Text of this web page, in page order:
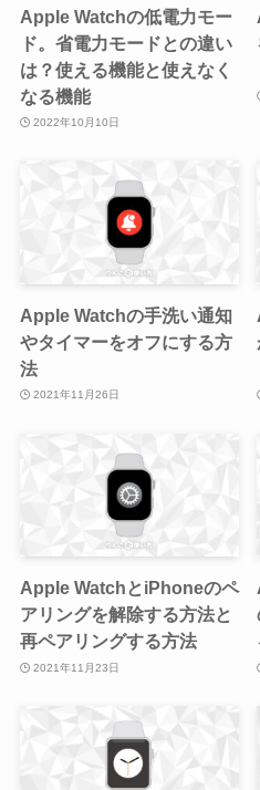
Apple Watchの低電力モー
ド。省電力モードとの違い
は？使える機能と使えなく
なる機能
2022年10月10日
Apple Watchの手洗い通知
やタイマーをオフにする方
法
2021年11月26日
Apple WatchとiPhoneのペ
アリングを解除する方法と
再ペアリングする方法
2021年11月23日